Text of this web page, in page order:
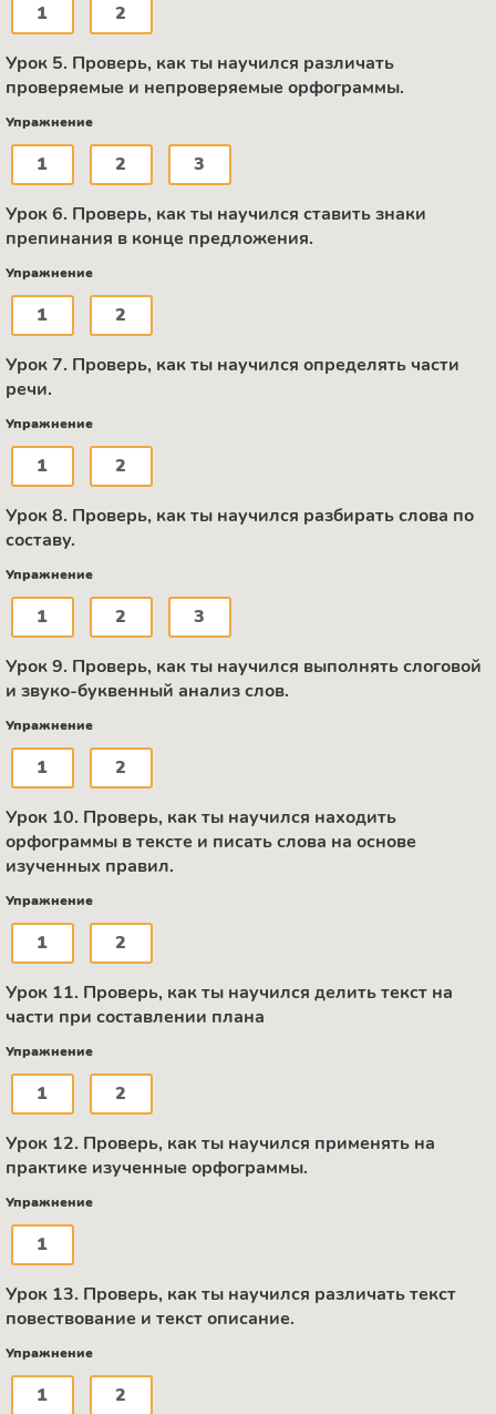
1 2
Урок 5. Проверь, как ты научился различать
проверяемые и непроверяемые орфограммы.
Упражнение
1 2 3
Урок 6. Проверь, как ты научился ставить знаки
препинания в конце предложения.
Упражнение
1 2
Урок 7. Проверь, как ты научился определять части
речи.
Упражнение
1 2
Урок 8. Проверь, как ты научился разбирать слова по
составу.
Упражнение
1 2 3
Урок 9. Проверь, как ты научился выполнять слоговой
и звуко-буквенный анализ слов.
Упражнение
1 2
Урок 10. Проверь, как ты научился находить
орфограммы в тексте и писать слова на основе
изученных правил.
Упражнение
1 2
Урок 11. Проверь, как ты научился делить текст на
части при составлении плана
Упражнение
1 2
Урок 12. Проверь, как ты научился применять на
практике изученные орфограммы.
Упражнение
1
Урок 13. Проверь, как ты научился различать текст
повествование и текст описание.
Упражнение
1 2